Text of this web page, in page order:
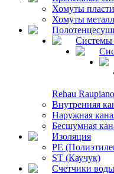
Хомуты
Хомуты
Системы
Rehau Raupiano
Внутренняя
Наружная
Бесшумная
Изоляция
PE
ST (Каучук)
Счетчики воды